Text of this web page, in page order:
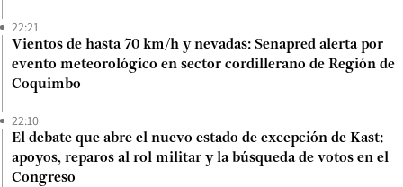
22:21
Vientos de hasta 70 km/h y nevadas: Senapred alerta por
evento meteorológico en sector cordillerano de Región de
Coquimbo
22:10
El debate que abre el nuevo estado de excepción de Kast:
apoyos, reparos al rol militar y la búsqueda de votos en el
Congreso